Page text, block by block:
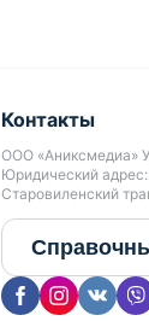
Контакты
ООО «Аниксмедиа»
Юридический
Старовиленский